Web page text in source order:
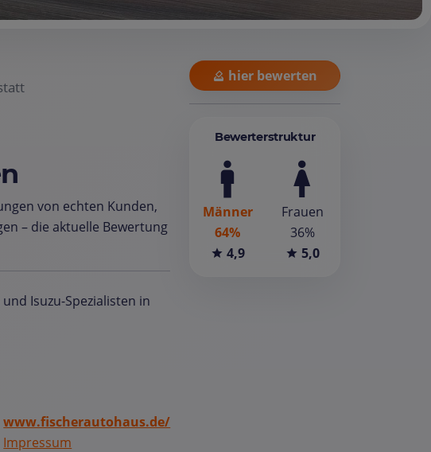
von echten Kunden,
– die aktuelle Bewertung
Isuzu-Spezialisten in
www.fischerautohaus.de/
Impressum
hier bewerten
Bewerterstruktur
Männer
64%
4,9
Frauen
36%
5,0